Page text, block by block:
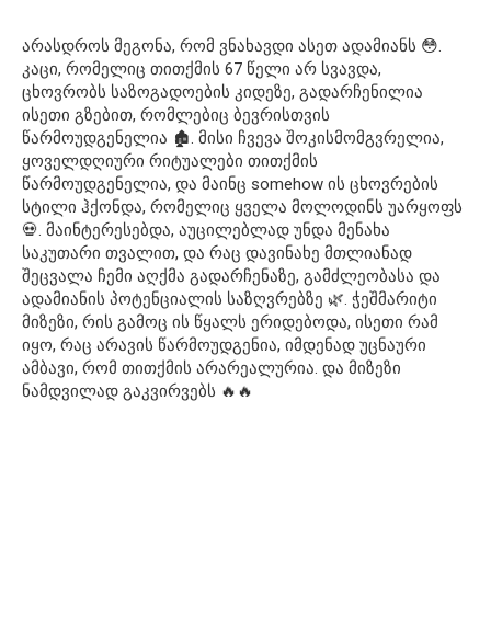
არასდროს მეგონა, რომ ვნახავდი ასეთ ადამიანს 😳.
კაცი, რომელიც თითქმის 67 წელი არ სვავდა,
ცხოვრობს საზოგადოების კიდეზე, გადარჩენილია
ისეთი გზებით, რომლებიც ბევრისთვის
წარმოუდგენელია 🏚️. მისი ჩვევა შოკისმომგვრელია,
ყოველდღიური რიტუალები თითქმის
წარმოუდგენელია, და მაინც somehow ის ცხოვრების
სტილი ჰქონდა, რომელიც ყველა მოლოდინს უარყოფს
💀. მაინტერესებდა, აუცილებლად უნდა მენახა
საკუთარი თვალით, და რაც დავინახე მთლიანად
შეცვალა ჩემი აღქმა გადარჩენაზე, გამძლეობასა და
ადამიანის პოტენციალის საზღვრებზე 🌿. ჭეშმარიტი
მიზეზი, რის გამოც ის წყალს ერიდებოდა, ისეთი რამ
იყო, რაც არავის წარმოუდგენია, იმდენად უცნაური
ამბავი, რომ თითქმის არარეალურია. და მიზეზი
ნამდვილად გაკვირვებს 🔥🔥